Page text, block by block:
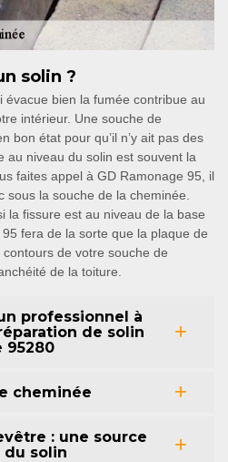
solin ?
évacue bien la fumée contribue au
intérieur. Une souche de
bon état pour qu’il n’y ait pas des
au niveau du solin est souvent la
faites appel à GD Ramonage 95, il
la souche de la cheminée.
la fissure est au niveau de la base
fera de la sorte que la plaque de
de votre souche de
de la toiture.
professionnel à
de solin
95280
cheminée
: une source
du solin